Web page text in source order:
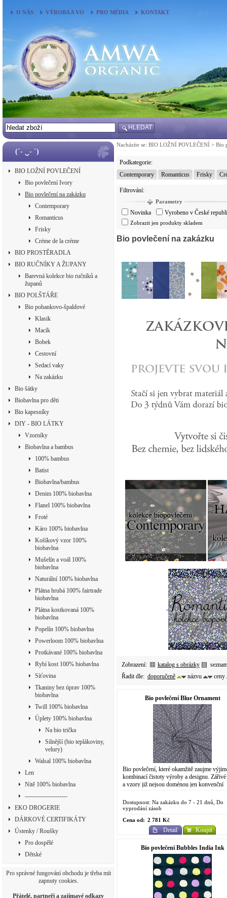
O NÁS VÝROBA A VO PRO MÉDIA KONTAKT
HLEDAT
(´- ‿- `)
BIO LOŽNÍ POVLEČENÍ
Bio povlečení Ivory
Bio povlečení na zakázku
Contemporary
Romanticus
Frisky
Créme de la créme
BIO PROSTĚRADLA
BIO RUČNÍKY A ŽUPANY
Barevná kolekce bio ručníků a
županů
BIO POLŠTÁŘE
Bio pohankovo-špaldové
Klasik
Macík
Bobek
Cestovní
Sedací vaky
Na zakázku
Bio šátky
Biobavlna pro děti
Bio kapesníky
DIY - BIO LÁTKY
Vzorníky
Biobavlna a bambus
100% bambus
Batist
Biobavlna/bambus
Denim 100% biobavlna
Flanel 100% biobavlna
Froté
Káro 100% biobavlna
Košíkový vzor 100%
biobavlna
Mušelín a voál 100%
biobavlna
Naturální 100% biobavlna
Plátna hrubá 100% fairtrade
biobavlna
Plátna kostkovaná 100%
biobavlna
Popelín 100% biobavlna
Powerloom 100% biobavlna
Protkávané 100% biobavlna
Rybí kost 100% biobavlna
Síťovina
Tkaniny bez úprav 100%
biobavlna
Twill 100% biobavlna
Úplety 100% biobavlna
Na bio trička
Silnější (bio teplákoviny,
velury)
Walsal 100% biobavlna
Len
Nitě 100% biobavlna
---------------------
EKO DROGERIE
DÁRKOVÉ CERTIFIKÁTY
Ústenky / Roušky
Pro dospělé
Dětské
Pro správné fungování obchodu je třeba mít
zapnuty cookies.
Přátelé, partneři a zajímavé odkazy
Nacházíte se: BIO LOŽNÍ POVLEČENÍ > Bio
Podkategorie:
Contemporary
Romanticus Frisky
Filtrování:
Parametry
Novinka Vyrobeno v České
Zobrazit jen produkty skladem
Bio povlečení na zakázku
Zobrazení: katalog s obrázky
Řadit dle: doporučeně názvu ceny
Bio povlečení Blue Ornament
Bio povlečení, které okamžitě zaujme
kombinací čistoty výroby a designu.
a vzory již nejsou doménou jen konvenční
Dostupnost: Na zakázku do 7 - 21 dnů, Do
vyprodání zásob
Cena od: 2 781 Kč
Detail Koupit
Bio povlečení Bubbles India Ink